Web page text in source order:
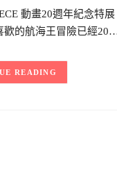
動畫20週年紀念特
歡的航海王冒險已經
READING